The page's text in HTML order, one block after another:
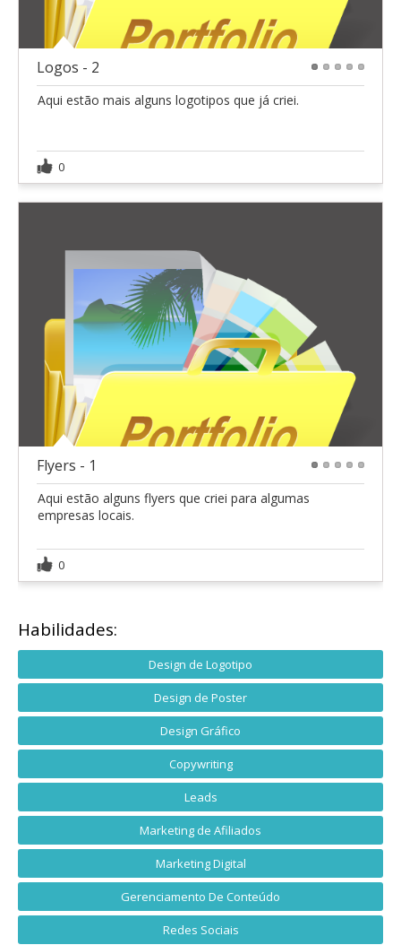
Logos - 2
Aqui estão mais alguns logotipos que já criei.
0
Flyers - 1
Aqui estão alguns flyers que criei para algumas
empresas locais.
0
Habilidades:
Design de Logotipo
Design de Poster
Design Gráfico
Copywriting
Leads
Marketing de Afiliados
Marketing Digital
Gerenciamento De Conteúdo
Redes Sociais